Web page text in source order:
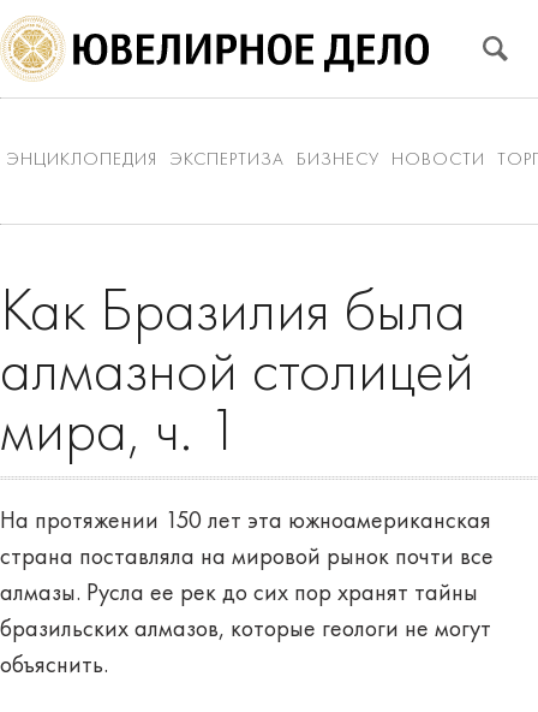
ЭНЦИКЛОПЕДИЯ ЭКСПЕРТИЗА БИЗНЕСУ НОВОСТИ
Как Бразилия была
алмазной столицей
мира, ч. 1
На протяжении 150 лет эта южноамериканская
страна поставляла на мировой рынок почти все
алмазы. Русла ее рек до сих пор хранят тайны
бразильских алмазов, которые геологи не могут
объяснить.